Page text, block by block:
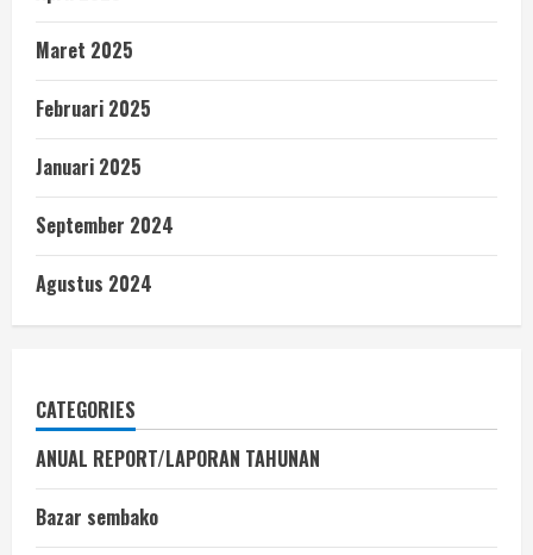
Maret 2025
Februari 2025
Januari 2025
September 2024
Agustus 2024
CATEGORIES
ANUAL REPORT/LAPORAN TAHUNAN
Bazar sembako